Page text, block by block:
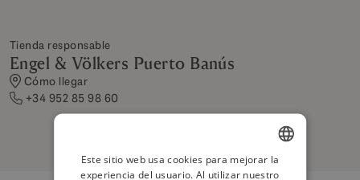
Tienda responsable
Engel & Völkers Puerto Banús
Cómo llegar
+34 952 85 98 60
ENGLISH
Este sitio web usa cookies para mejorar la
experiencia del usuario. Al utilizar nuestro